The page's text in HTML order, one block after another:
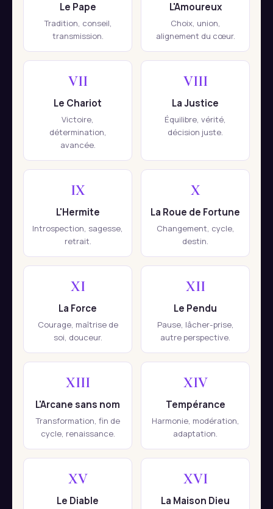
Le Pape
Tradition, conseil,
transmission.
L'Amoureux
Choix, union,
alignement du cœur.
VII
Le Chariot
Victoire,
détermination,
avancée.
VIII
La Justice
Équilibre, vérité,
décision juste.
IX
L'Hermite
Introspection, sagesse,
retrait.
X
La Roue de Fortune
Changement, cycle,
destin.
XI
La Force
Courage, maîtrise de
soi, douceur.
XII
Le Pendu
Pause, lâcher-prise,
autre perspective.
XIII
L'Arcane sans nom
Transformation, fin de
cycle, renaissance.
XIV
Tempérance
Harmonie, modération,
adaptation.
XV
Le Diable
XVI
La Maison Dieu